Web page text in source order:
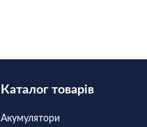
Каталог товарів
Акумулятори